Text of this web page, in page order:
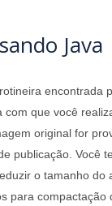
Java
que você
original for
publicação.
o tamanho
para